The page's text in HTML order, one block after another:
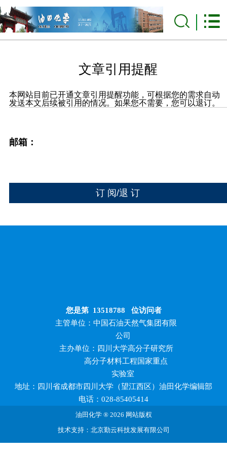
文章引用提醒
本网站目前已开通文章引用提醒功能，可根据您的需求自动
发送本文后续被引用的情况。如果您不需要，您可以退订。
邮箱：
您是第 13518788 位访问者
主管单位：中国石油天然气集团有限
公司
主办单位：四川大学高分子研究所
高分子材料工程国家重点
实验室
地址：四川省成都市四川大学（望江西区）油田化学编辑部
电话：028-85405414
油田化学 ® 2026 网站版权
技术支持：北京勤云科技发展有限公司